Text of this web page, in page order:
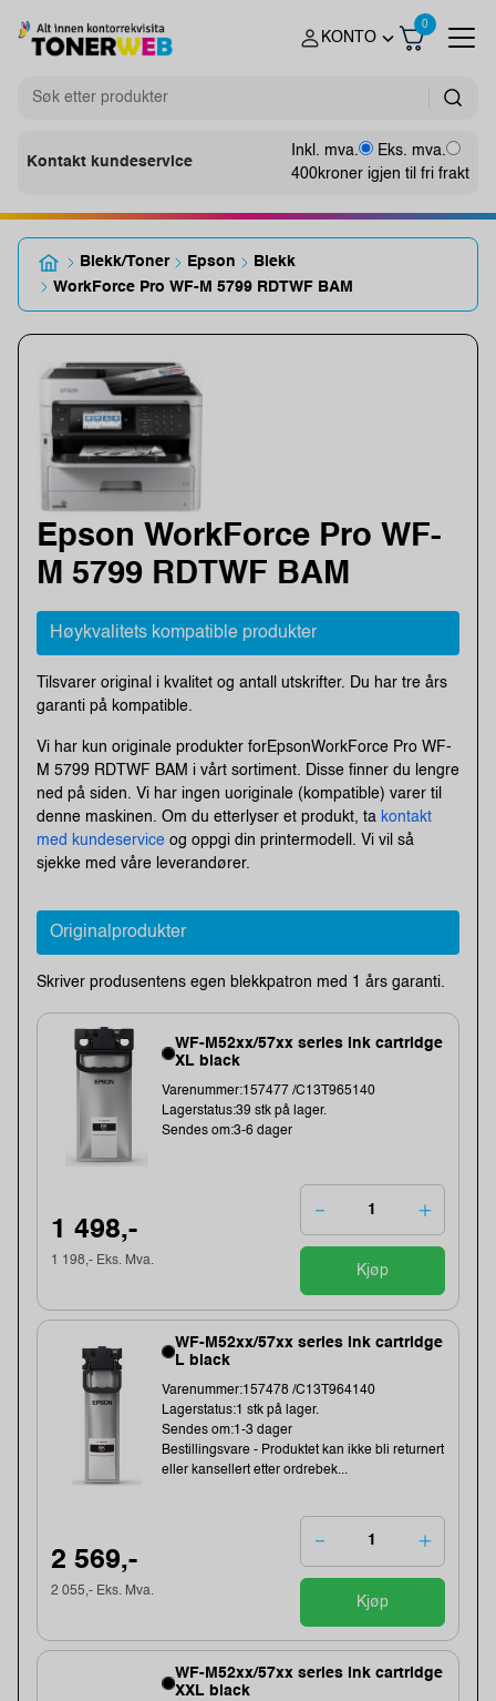
KONTO
0
Kontakt kundeservice
Inkl. mva.
Eks. mva.
400kroner igjen til fri frakt
Blekk/Toner Epson
Blekk
WorkForce Pro WF-M 5799 RDTWF BAM
Epson WorkForce Pro WF-
M 5799 RDTWF BAM
Høykvalitets kompatible produkter
Tilsvarer original i kvalitet og antall utskrifter. Du har tre års
garanti på kompatible.
Vi har kun originale produkter forEpsonWorkForce Pro WF-
M 5799 RDTWF BAM i vårt sortiment. Disse finner du lengre
ned på siden. Vi har ingen uoriginale (kompatible) varer til
denne maskinen. Om du etterlyser et produkt, ta kontakt
med kundeservice og oppgi din printermodell. Vi vil så
sjekke med våre leverandører.
Originalprodukter
Skriver produsentens egen blekkpatron med 1 års garanti.
WF-M52xx/57xx series ink cartridge
XL black
Varenummer:157477 /C13T965140
Lagerstatus:39 stk på lager.
Sendes om:3-6 dager
1 498,-
1 198,- Eks. Mva.
Kjøp
WF-M52xx/57xx series ink cartridge
L black
Varenummer:157478 /C13T964140
Lagerstatus:1 stk på lager.
Sendes om:1-3 dager
Bestillingsvare - Produktet kan ikke bli returnert
eller kansellert etter ordrebek...
2 569,-
2 055,- Eks. Mva.
Kjøp
WF-M52xx/57xx series ink cartridge
XXL black